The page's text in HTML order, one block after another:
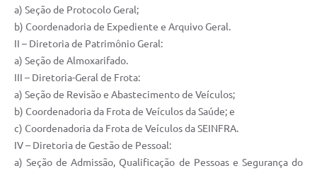
a) Seção de Protocolo Geral;
b) Coordenadoria de Expediente e Arquivo Geral.
II – Diretoria de Patrimônio Geral:
a) Seção de Almoxarifado.
III – Diretoria-Geral de Frota:
a) Seção de Revisão e Abastecimento de Veículos;
b) Coordenadoria da Frota de Veículos da Saúde; e
c) Coordenadoria da Frota de Veículos da SEINFRA.
IV – Diretoria de Gestão de Pessoal:
a) Seção de Admissão, Qualificação de Pessoas e Segurança do